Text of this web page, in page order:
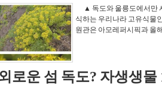
▲ 독도와 울릉도에서만
식하는 우리나라 고유식물
원관은 아모레퍼시픽과 올
로운 섬 독도? 자생생물